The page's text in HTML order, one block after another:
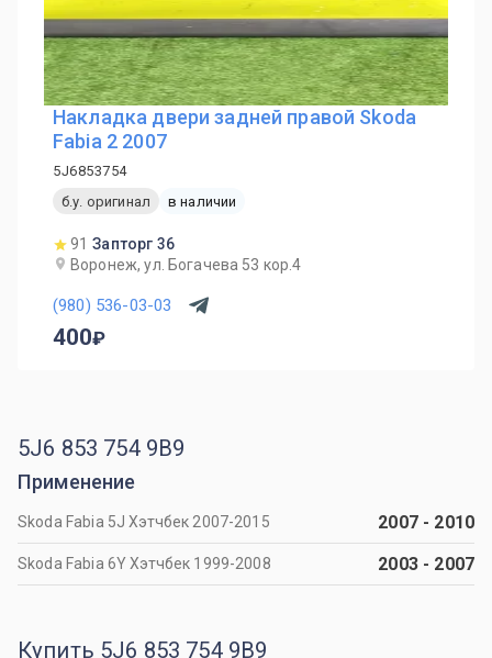
Накладка двери задней правой Skoda
Fabia 2 2007
5J6853754
б.у. оригинал
в наличии
91 Запторг 36
Воронеж, ул. Богачева 53 кор.4
(980) 536-03-03
400
5J6 853 754 9B9
Применение
Skoda Fabia 5J Хэтчбек 2007-2015 2007- 2010
Skoda Fabia 6Y Хэтчбек 1999-2008 2003- 2007
Купить 5J6 853 754 9B9